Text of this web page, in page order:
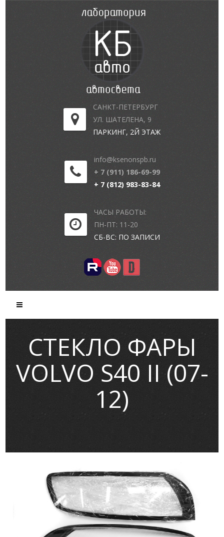
САНКТ-ПЕТЕРБУРГ
УЛ. ШАТЕЛЕНА, 9
ПАРКИНГ, 2Й ЭТАЖ
info@ksenonspb.ru
+ 7 (911) 186-69-99
+ 7 (812) 983-83-84
ЧАСЫ РАБОТЫ:
ПН-ПТ: 11-20
СБ-ВС: ПО ЗАПИСИ
СТЕКЛО ФАРЫ
VOLVO S40 II (07-
12)